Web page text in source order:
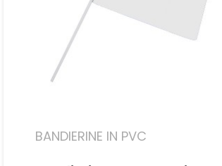
BANDIERINE IN PVC